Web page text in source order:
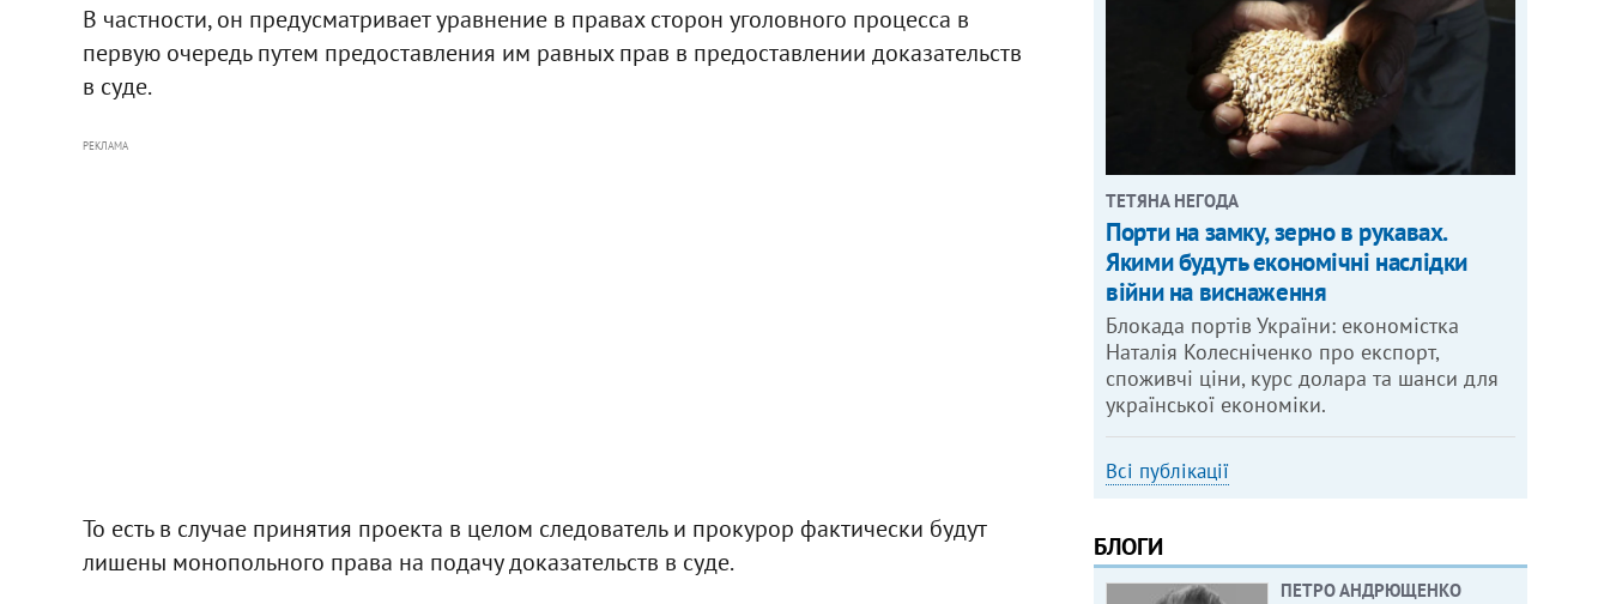
В частности, он предусматривает уравнение в правах сторон уголовного процесса в
первую очередь путем предоставления им равных прав в предоставлении доказательств
в суде.
РЕКЛАМА
То есть в случае принятия проекта в целом следователь и прокурор фактически будут
лишены монопольного права на подачу доказательств в суде.
ТЕТЯНА НЕГОДА
Порти на замку, зерно в рукавах.
Якими будуть економічні наслідки
війни на виснаження
Блокада портів України: економістка
Наталія Колесніченко про експорт,
споживчі ціни, курс долара та шанси для
української економіки.
Всі публікації
БЛОГИ
ПЕТРО АНДРЮЩЕНКО